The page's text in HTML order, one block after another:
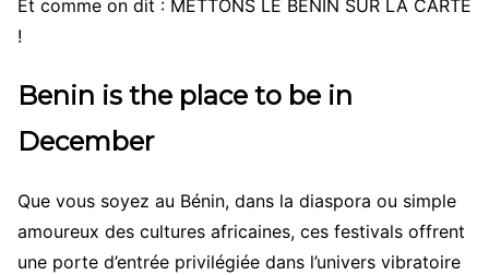
Et comme on dit : METTONS LE BÉNIN SUR LA CARTE
!
Benin is the place to be in
December
Que vous soyez au Bénin, dans la diaspora ou simple
amoureux des cultures africaines, ces festivals offrent
une porte d’entrée privilégiée dans l’univers vibratoire